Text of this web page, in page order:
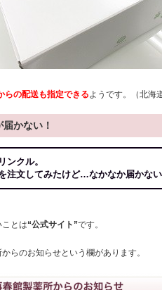
らの配送も指定できるようです。（北海
かない！
ンクル。
注文してみたけど…なかなか届かない
とは“公式サイト”です。
らのお知らせという欄があります。